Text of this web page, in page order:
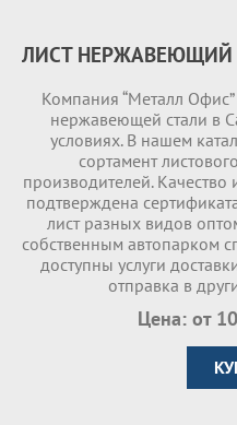
ЛИСТ НЕРЖАВЕЮЩИЙ
Компания “Металл Офис”
нержавеющей стали в
условиях. В нашем
сортамент
производителей. Качество
подтверждена
лист разных видов
собственным автопарком
доступны услуги
отправка в
Цена: от